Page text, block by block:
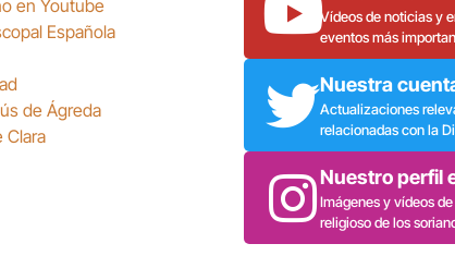
en Youtube
Española
de Ágreda
Clara
Vídeos de noticias y
eventos más
Nuestra
Actualizaciones
relacionadas con la
Nuestro perfil
Imágenes y vídeos
religioso de los